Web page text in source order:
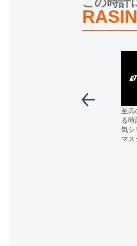
至高
る
気シ
マス